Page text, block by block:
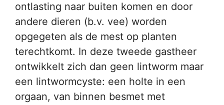
ontlasting naar buiten komen en door
andere dieren (b.v. vee) worden
opgegeten als de mest op planten
terechtkomt. In deze tweede gastheer
ontwikkelt zich dan geen lintworm maar
een lintwormcyste: een holte in een
orgaan, van binnen besmet met